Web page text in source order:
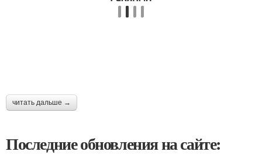
читать дальше →
Последние обновления на сайте: